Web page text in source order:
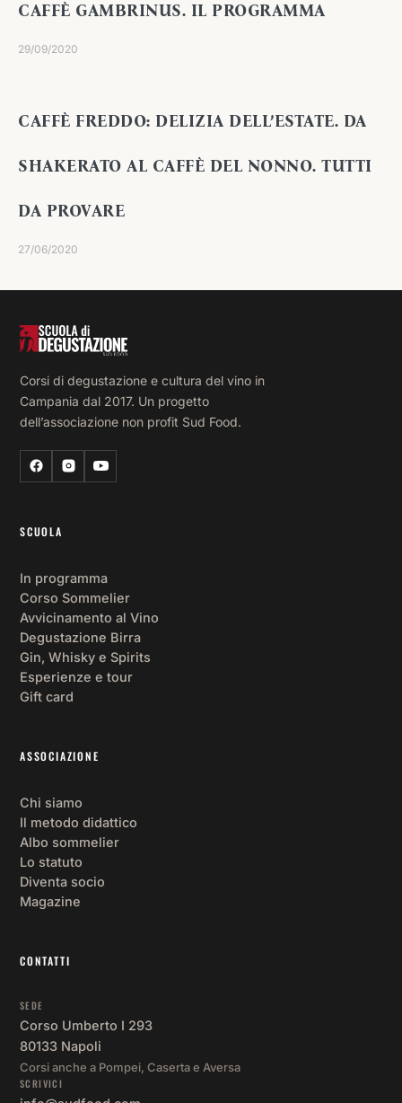
CAFFÈ GAMBRINUS. IL PROGRAMMA
29/09/2020
CAFFÈ FREDDO: DELIZIA DELL’ESTATE. DA
SHAKERATO AL CAFFÈ DEL NONNO. TUTTI
DA PROVARE
27/06/2020
Corsi di degustazione e cultura del vino in
Campania dal 2017. Un progetto
dell’associazione non profit Sud Food.
SCUOLA
In programma
Corso Sommelier
Avvicinamento al Vino
Degustazione Birra
Gin, Whisky e Spirits
Esperienze e tour
Gift card
ASSOCIAZIONE
Chi siamo
Il metodo didattico
Albo sommelier
Lo statuto
Diventa socio
Magazine
CONTATTI
SEDE
Corso Umberto I 293
80133 Napoli
Corsi anche a Pompei, Caserta e Aversa
SCRIVICI